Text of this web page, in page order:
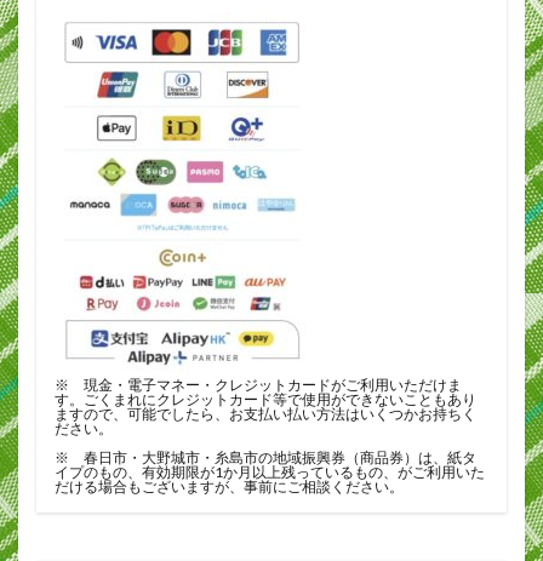
※ 現金・電子マネー・クレジットカードがご利用いただけま
す。ごくまれにクレジットカード等で使用ができないこともあり
ますので、可能でしたら、お支払い払い方法はいくつかお持ちく
ださい。
※ 春日市・大野城市・糸島市の地域振興券（商品券）は、紙タ
イプのもの、有効期限が1か月以上残っているもの、がご利用いた
だける場合もございますが、事前にご相談ください。